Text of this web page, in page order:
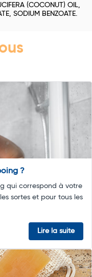
(COCONUT) OIL,
SODIUM BENZOATE.
?
qui correspond à votre
sortes et pour tous les
Lire la suite